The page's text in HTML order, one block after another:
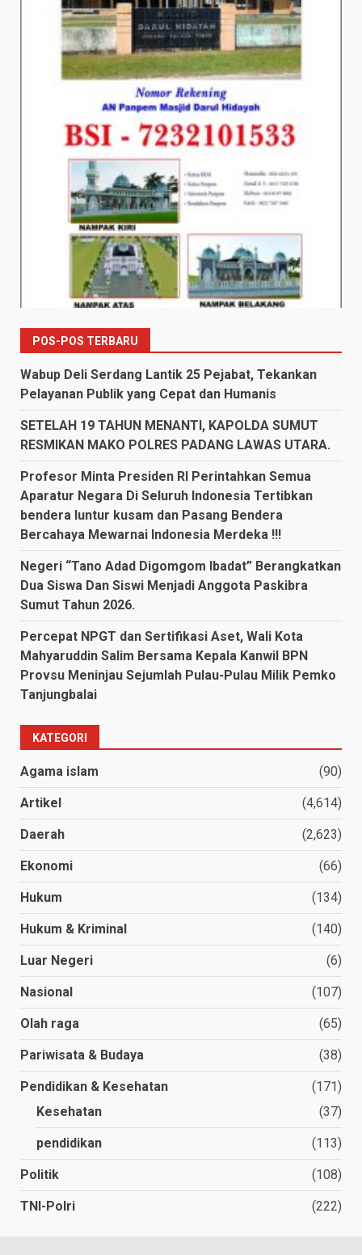
POS-POS TERBARU
Wabup Deli Serdang Lantik 25 Pejabat, Tekankan
Pelayanan Publik yang Cepat dan Humanis
SETELAH 19 TAHUN MENANTI, KAPOLDA SUMUT
RESMIKAN MAKO POLRES PADANG LAWAS UTARA.
Profesor Minta Presiden RI Perintahkan Semua
Aparatur Negara Di Seluruh Indonesia Tertibkan
bendera luntur kusam dan Pasang Bendera
Bercahaya Mewarnai Indonesia Merdeka !!!
Negeri “Tano Adad Digomgom Ibadat” Berangkatkan
Dua Siswa Dan Siswi Menjadi Anggota Paskibra
Sumut Tahun 2026.
Percepat NPGT dan Sertifikasi Aset, Wali Kota
Mahyaruddin Salim Bersama Kepala Kanwil BPN
Provsu Meninjau Sejumlah Pulau-Pulau Milik Pemko
Tanjungbalai
KATEGORI
Agama islam (90)
Artikel (4,614)
Daerah (2,623)
Ekonomi (66)
Hukum (134)
Hukum & Kriminal (140)
Luar Negeri (6)
Nasional (107)
Olah raga (65)
Pariwisata & Budaya (38)
Pendidikan & Kesehatan
(171)
Kesehatan
(37)
pendidikan (113)
Politik (108)
TNI-Polri (222)